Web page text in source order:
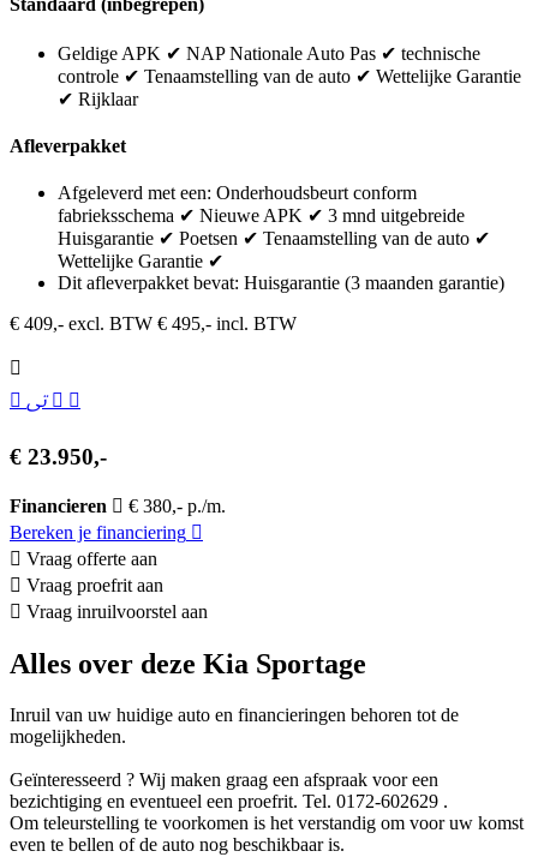
Standaard (inbegrepen)
Geldige APK ✔ NAP Nationale Auto Pas ✔ technische
controle ✔ Tenaamstelling van de auto ✔ Wettelijke Garantie
✔ Rijklaar
Afleverpakket
Afgeleverd met een: Onderhoudsbeurt conform
fabrieksschema ✔ Nieuwe APK ✔ 3 mnd uitgebreide
Huisgarantie ✔ Poetsen ✔ Tenaamstelling van de auto ✔
Wettelijke Garantie ✔
Dit afleverpakket bevat: Huisgarantie (3 maanden garantie)
€ 409,- excl. BTW € 495,- incl. BTW
€ 23.950,-
Financieren
€ 380,- p./m.
Bereken je financiering
Vraag offerte aan
Vraag proefrit aan
Vraag inruilvoorstel aan
Alles over deze Kia Sportage
Inruil van uw huidige auto en financieringen behoren tot de
mogelijkheden.
Geïnteresseerd ? Wij maken graag een afspraak voor een
bezichtiging en eventueel een proefrit. Tel. 0172-602629 .
Om teleurstelling te voorkomen is het verstandig om voor uw komst
even te bellen of de auto nog beschikbaar is.